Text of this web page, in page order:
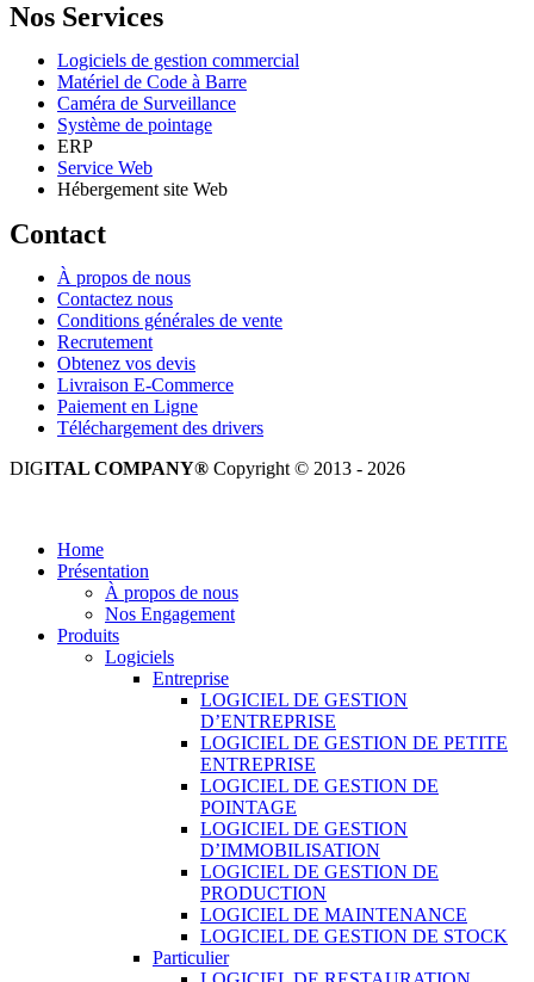
Nos Services
Logiciels de gestion commercial
Matériel de Code à Barre
Caméra de Surveillance
Système de pointage
ERP
Service Web
Hébergement site Web
Contact
À propos de nous
Contactez nous
Conditions générales de vente
Recrutement
Obtenez vos devis
Livraison E-Commerce
Paiement en Ligne
Téléchargement des drivers
DIGITAL COMPANY® Copyright © 2013 - 2026
Home
Présentation
À propos de nous
Nos Engagement
Produits
Logiciels
Entreprise
LOGICIEL DE GESTION
D’ENTREPRISE
LOGICIEL DE GESTION DE PETITE
ENTREPRISE
LOGICIEL DE GESTION DE
POINTAGE
LOGICIEL DE GESTION
D’IMMOBILISATION
LOGICIEL DE GESTION DE
PRODUCTION
LOGICIEL DE MAINTENANCE
LOGICIEL DE GESTION DE STOCK
Particulier